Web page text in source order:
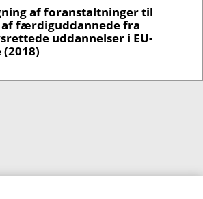
af foranstaltninger til
færdiguddannede fra
uddannelser i EU-